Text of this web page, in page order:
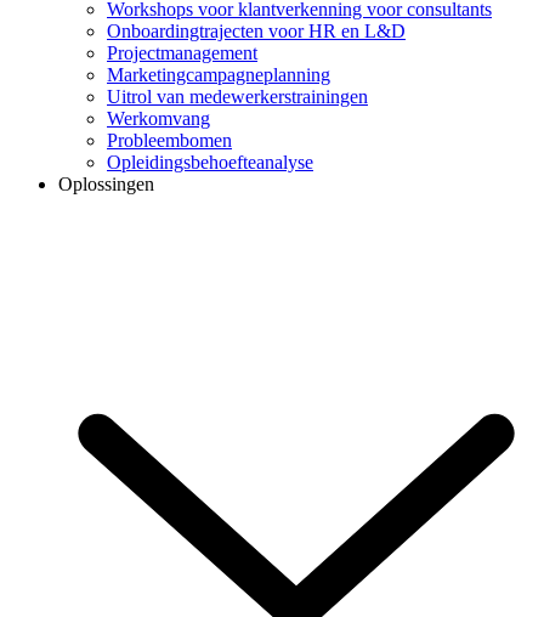
Workshops voor klantverkenning voor consultants
Onboardingtrajecten voor HR en L&D
Projectmanagement
Marketingcampagneplanning
Uitrol van medewerkerstrainingen
Werkomvang
Probleembomen
Opleidingsbehoefteanalyse
Oplossingen